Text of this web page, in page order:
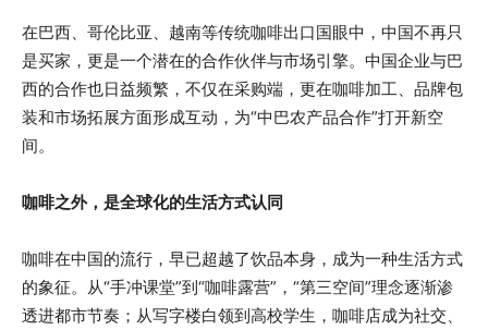
在巴西、哥伦比亚、越南等传统咖啡出口国眼中，中国不再只
是买家，更是一个潜在的合作伙伴与市场引擎。中国企业与巴
西的合作也日益频繁，不仅在采购端，更在咖啡加工、品牌包
装和市场拓展方面形成互动，为“中巴农产品合作”打开新空
间。
咖啡之外，是全球化的生活方式认同
咖啡在中国的流行，早已超越了饮品本身，成为一种生活方式
的象征。从“手冲课堂”到“咖啡露营”，“第三空间”理念逐渐渗
透进都市节奏；从写字楼白领到高校学生，咖啡店成为社交、